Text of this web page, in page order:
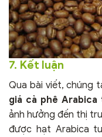
7. Kết luận
Qua bài viết, chúng
giá cà phê Arabica
ảnh hưởng đến thị
được hạt Arabica